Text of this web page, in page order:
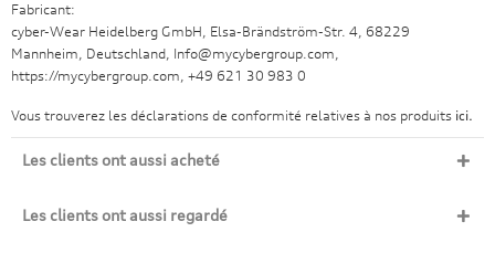
Fabricant:
cyber-Wear Heidelberg GmbH, Elsa-Brändström-Str. 4, 68229
Mannheim, Deutschland, Info@mycybergroup.com,
https://mycybergroup.com, +49 621 30 983 0
Vous trouverez les déclarations de conformité relatives à nos produits ici.
Les clients ont aussi acheté
Les clients ont aussi regardé